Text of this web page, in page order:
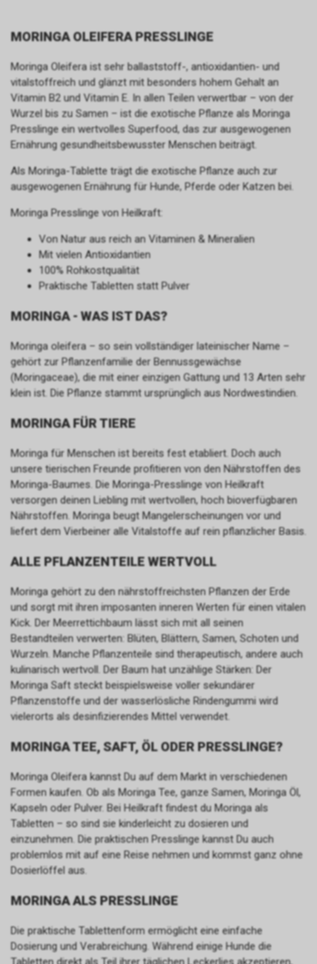
MORINGA OLEIFERA PRESSLINGE
Moringa Oleifera ist sehr ballaststoff-, antioxidantien- und
vitalstoffreich und glänzt mit besonders hohem Gehalt an
Vitamin B2 und Vitamin E. In allen Teilen verwertbar – von der
Wurzel bis zu Samen – ist die exotische Pflanze als Moringa
Presslinge ein wertvolles Superfood, das zur ausgewogenen
Ernährung gesundheitsbewusster Menschen beiträgt.
Als Moringa-Tablette trägt die exotische Pflanze auch zur
ausgewogenen Ernährung für Hunde, Pferde oder Katzen bei.
Moringa Presslinge von Heilkraft:
Von Natur aus reich an Vitaminen & Mineralien
Mit vielen Antioxidantien
100% Rohkostqualität
Praktische Tabletten statt Pulver
MORINGA - WAS IST DAS?
Moringa oleifera – so sein vollständiger lateinischer Name –
gehört zur Pflanzenfamilie der Bennussgewächse
(Moringaceae), die mit einer einzigen Gattung und 13 Arten sehr
klein ist. Die Pflanze stammt ursprünglich aus Nordwestindien.
MORINGA FÜR TIERE
Moringa für Menschen ist bereits fest etabliert. Doch auch
unsere tierischen Freunde profitieren von den Nährstoffen des
Moringa-Baumes. Die Moringa-Presslinge von Heilkraft
versorgen deinen Liebling mit wertvollen, hoch bioverfügbaren
Nährstoffen. Moringa beugt Mangelerscheinungen vor und
liefert dem Vierbeiner alle Vitalstoffe auf rein pflanzlicher Basis.
ALLE PFLANZENTEILE WERTVOLL
Moringa gehört zu den nährstoffreichsten Pflanzen der Erde
und sorgt mit ihren imposanten inneren Werten für einen vitalen
Kick. Der Meerrettichbaum lässt sich mit all seinen
Bestandteilen verwerten: Blüten, Blättern, Samen, Schoten und
Wurzeln. Manche Pflanzenteile sind therapeutisch, andere auch
kulinarisch wertvoll. Der Baum hat unzählige Stärken: Der
Moringa Saft steckt beispielsweise voller sekundärer
Pflanzenstoffe und der wasserlösliche Rindengummi wird
vielerorts als desinfizierendes Mittel verwendet.
MORINGA TEE, SAFT, ÖL ODER PRESSLINGE?
Moringa Oleifera kannst Du auf dem Markt in verschiedenen
Formen kaufen. Ob als Moringa Tee, ganze Samen, Moringa Öl,
Kapseln oder Pulver. Bei Heilkraft findest du Moringa als
Tabletten – so sind sie kinderleicht zu dosieren und
einzunehmen. Die praktischen Presslinge kannst Du auch
problemlos mit auf eine Reise nehmen und kommst ganz ohne
Dosierlöffel aus.
MORINGA ALS PRESSLINGE
Die praktische Tablettenform ermöglicht eine einfache
Dosierung und Verabreichung. Während einige Hunde die